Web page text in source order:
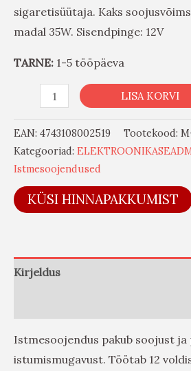
sigaretisüütaja. Kaks
madal 35W. Sisendpinge: 12V
TARNE: 1-5 tööpäeva
LISA KORVI
EAN: 4743108002519 Tootekood:
Kategooriad:
Istmesoojendused
KÜSI HINNAPAKKUMIST
Kirjeldus
Istmesoojendus pakub soojust
istumismugavust. Töötab 12